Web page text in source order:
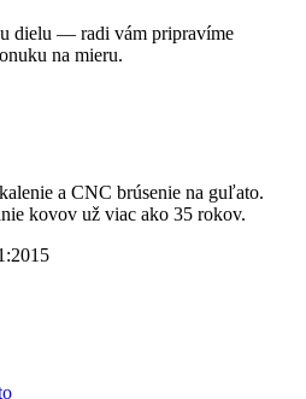
dielu — radi vám pripravíme
na mieru.
a CNC brúsenie na guľato.
kovov už viac ako 35 rokov.